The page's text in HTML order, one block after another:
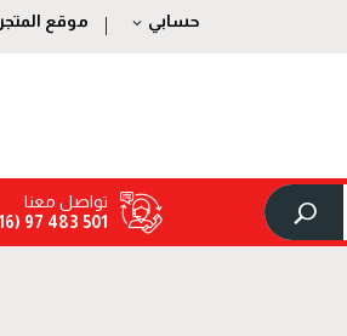
حسابي expand_more موقع المتجر
تواصل معنا
501 483 97 (216+) /